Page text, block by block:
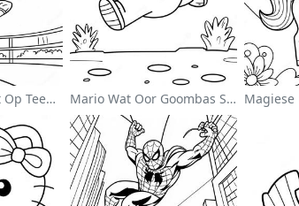
Wwe Wrester Wat Op Teenstander Spring Inkleurblad Mario Wat Oor Goombas Spring Inkleurblad